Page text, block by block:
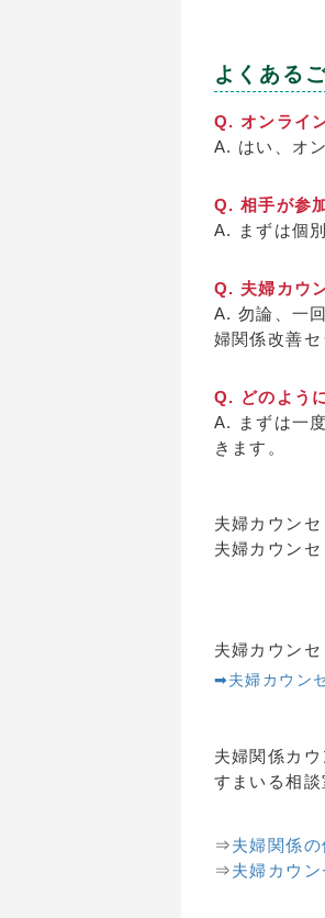
よくある
Q. オンライ
A. はい、オ
Q. 相手が参
A. まずは個
Q. 夫婦カウ
A. 勿論、一
婦関係改善
Q. どのよう
A. まずは一
きます。
夫婦カウン
夫婦カウン
夫婦カウン
➡夫婦カウン
夫婦関係カ
すまいる相談
⇒夫婦関係の
⇒夫婦カウ